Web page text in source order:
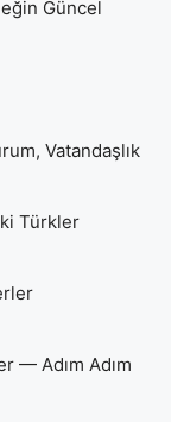
Güncel
Vatandaşlık
Türkler
— Adım Adım